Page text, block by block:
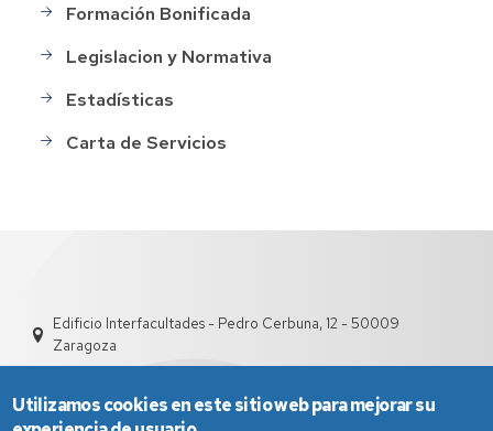
Formación Bonificada
Legislacion y Normativa
Estadísticas
Carta de Servicios
Edificio Interfacultades - Pedro Cerbuna, 12 - 50009
Zaragoza
Utilizamos cookies en este sitio web para mejorar su